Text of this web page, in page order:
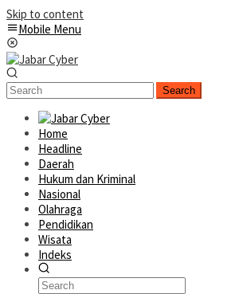
Skip to content
Mobile Menu
Search
Home
Headline
Daerah
Hukum dan Kriminal
Nasional
Olahraga
Pendidikan
Wisata
Indeks